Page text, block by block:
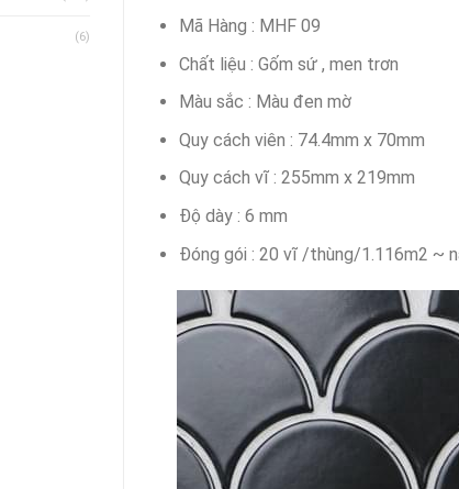
(6)
Mã Hàng : MHF 09
Chất liệu : Gốm sứ , men trơn
Màu sắc : Màu đen mờ
Quy cách viên : 74.4mm x 70mm
Quy cách vĩ : 255mm x 219mm
Độ dày : 6 mm
Đóng gói : 20 vĩ /thùng/1.116m2 ~